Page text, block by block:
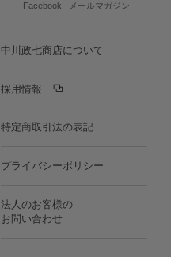
Facebook メールマガジン
中川政七商店について
採用情報
特定商取引法の表記
プライバシーポリシー
法人のお客様の
お問い合わせ